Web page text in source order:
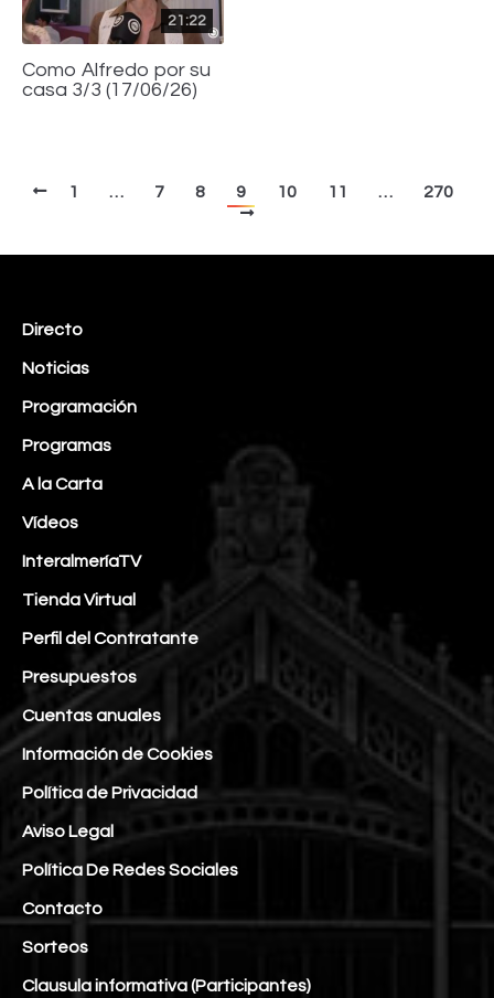
21:22
Como Alfredo por su
casa 3/3 (17/06/26)
1 … 7 8 9 10 11 … 270
Directo
Noticias
Programación
Programas
A la Carta
Vídeos
InteralmeríaTV
Tienda Virtual
Perfil del Contratante
Presupuestos
Cuentas anuales
Información de Cookies
Política de Privacidad
Aviso Legal
Política De Redes Sociales
Contacto
Sorteos
Clausula informativa (Participantes)